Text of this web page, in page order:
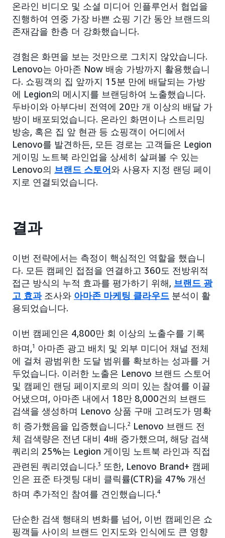
온라인 비디오 및 소셜 미디어 인플루언서 협업을
진행하여 연중 가장 바쁜 쇼핑 기간 동안 브랜드의
존재감을 한층 더 강화했습니다.
경험은 화면을 보는 것만으로 그치지 않았습니다.
Lenovo는 아마존 Now 배송 가방까지 활용했습니
다. 쇼핑객의 집 앞까지 15분 만에 배달되는 가방
에 Legion의 메시지를 브랜딩하여 노출했습니다.
두바이와 아부다비 전역에 20만 개 이상의 배달 가
방이 배포되었습니다. 온라인 화면이나 스트리밍
방송, 혹은 집 앞 현관 등 쇼핑객이 어디에서
Lenovo를 발견하든, 모든 경로는 고객들은 Legion
게이밍 노트북 라인업을 상세히 살펴볼 수 있는
Lenovo의 브랜드 스토어와 사용자 지정 랜딩 페이
지로 연결되었습니다.
결과
이번 전략에서는 측정이 핵심적인 역할을 했습니
다. 모든 캠페인 접점을 연결하고 360도 전방위적
접근 방식의 누적 효과를 평가하기 위해, 브랜드 광
고 효과조사와 아마존 마케팅 클라우드 분석이 활
용되었습니다.
이번 캠페인은 4,800만 회 이상의 노출수를 기록
하며,1
아마존 광고 배치 및 외부 미디어 채널 전체
에 걸쳐 광범위한 도달 범위를 확보하는 성과를 거
두었습니다. 이러한 노출은 Lenovo 브랜드 스토어
및 캠페인 랜딩 페이지로의 의미 있는 참여를 이끌
어냈으며, 아마존 내에서 18만 8,000건의 브랜드
검색을 생성하며 Lenovo 상품 구매 고려도가 명확
히 증가했음을 입증했습니다.2
Lenovo 브랜드 전
체 검색량은 전년 대비 4배 증가했으며, 해당 검색
쿼리의 25%는 Legion 게이밍 노트북 라인과 직접
관련된 쿼리였습니다.3
또한, Lenovo Brand+ 캠페
인은 표준 타겟팅 대비 클릭률(CTR)을 47% 개선
하며 추가적인 참여를 견인했습니다.4
단순한 검색 행태의 변화를 넘어, 이번 캠페인은 쇼
핑객들 사이의 브랜드 인지도와 인식에도 큰 영향